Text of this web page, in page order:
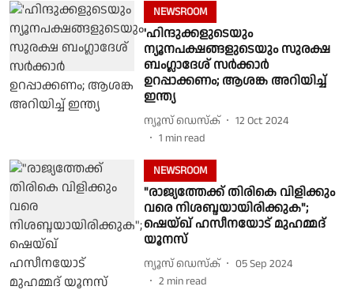
NEWSROOM
'ഹിന്ദുക്കളുടെയും
ന്യൂനപക്ഷങ്ങളുടെയും സുരക്ഷ
ബംഗ്ലാദേശ് സർക്കാർ
ഉറപ്പാക്കണം; ആശങ്ക അറിയിച്ച്
ഇന്ത്യ
ന്യൂസ് ഡെസ്ക്
12 Oct 2024
1 min read
NEWSROOM
"രാജ്യത്തേക്ക് തിരികെ വിളിക്കും
വരെ നിശബ്ദയായിരിക്കുക";
ഷെയ്ഖ് ഹസീനയോട് മുഹമ്മദ്
യൂനസ്
ന്യൂസ് ഡെസ്ക്
05 Sep 2024
2 min read